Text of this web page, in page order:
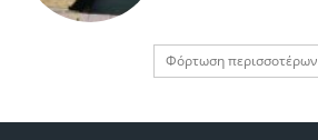
Φόρτωση περισσοτέρων